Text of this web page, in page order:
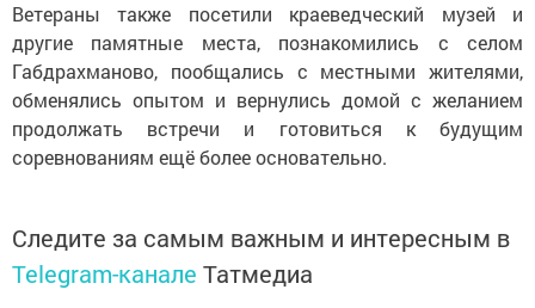
Ветераны также посетили краеведческий музей и
другие памятные места, познакомились с селом
Габдрахманово, пообщались с местными жителями,
обменялись опытом и вернулись домой с желанием
продолжать встречи и готовиться к будущим
соревнованиям ещё более основательно.
Следите за самым важным и интересным в
Telegram-канале Татмедиа